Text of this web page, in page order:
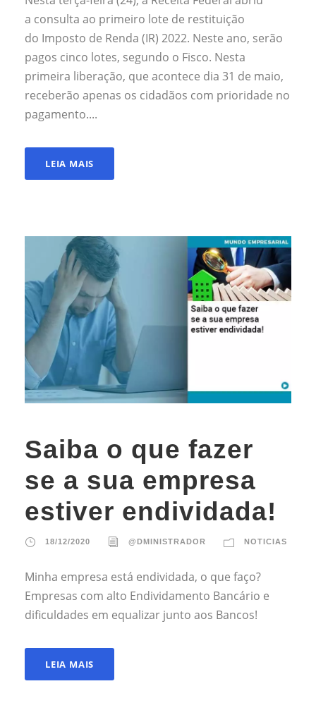
a consulta ao primeiro lote de restituição
do Imposto de Renda (IR) 2022. Neste ano, serão
pagos cinco lotes, segundo o Fisco. Nesta
primeira liberação, que acontece dia 31 de maio,
receberão apenas os cidadãos com prioridade no
pagamento....
LEIA MAIS
Saiba o que fazer
se a sua empresa
estiver endividada!
18/12/2020 @DMINISTRADOR NOTICIAS
Minha empresa está endividada, o que faço?
Empresas com alto Endividamento Bancário e
dificuldades em equalizar junto aos Bancos!
LEIA MAIS